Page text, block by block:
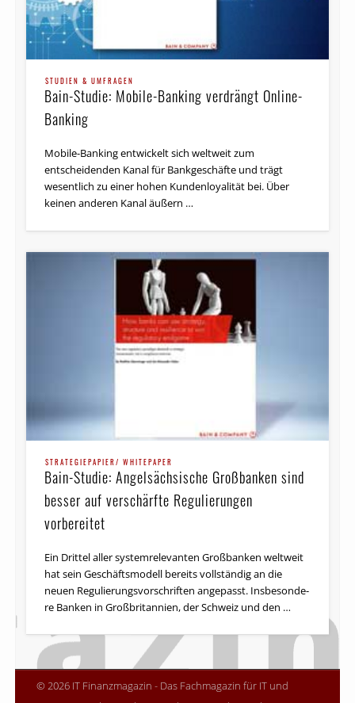
STUDIEN & UMFRAGEN
Bain-Studie: Mobile-Banking verdrängt Online-
Banking
Mobile-Banking entwickelt sich weltweit zum
entscheidenden Kanal für Bankgeschäfte und trägt
wesentlich zu einer hohen Kundenloyalität bei. Über
keinen anderen Kanal äußern …
STRATEGIEPAPIER/ WHITEPAPER
Bain-Studie: Angelsächsische Großbanken sind
besser auf verschärfte Regulierungen
vorbereitet
Ein Drit­tel aller systemrelevan­ten Großbanken welt­weit
hat sein Ge­schäftsmodell be­reits vollständig an die
neuen Regulierungs­vorschrif­ten an­ge­passt. Insbesonde­
re Banken in Großbritanni­en, der Schweiz und den …
© 2026 IT Finanzmagazin - Das Fachmagazin für IT und